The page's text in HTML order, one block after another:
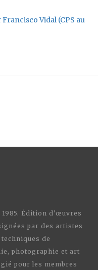
Vidal (CPS au
Édition d'œuvres
par des artistes
de
photographie et art
pour les membres